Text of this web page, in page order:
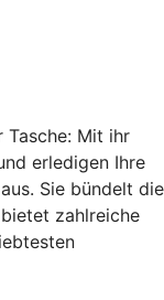
Tasche: Mit ihr
erledigen Ihre
Sie bündelt die
zahlreiche